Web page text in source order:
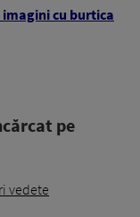
cu burtica
pe
vedete